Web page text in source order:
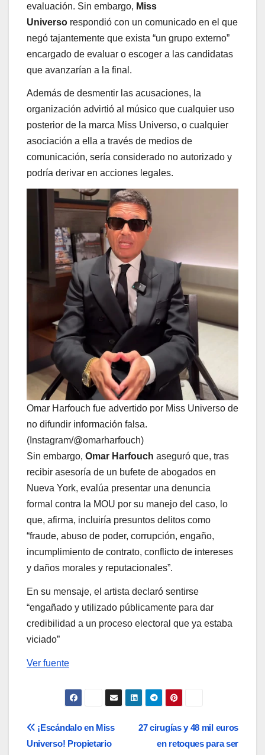
evaluación. Sin embargo, Miss
Universo respondió con un comunicado en el que
negó tajantemente que exista “un grupo externo”
encargado de evaluar o escoger a las candidatas
que avanzarían a la final.
Además de desmentir las acusaciones, la
organización advirtió al músico que cualquier uso
posterior de la marca Miss Universo, o cualquier
asociación a ella a través de medios de
comunicación, sería considerado no autorizado y
podría derivar en acciones legales.
Omar Harfouch fue advertido por Miss Universo de
no difundir información falsa.
(Instagram/@omarharfouch)
Sin embargo, Omar Harfouch aseguró que, tras
recibir asesoría de un bufete de abogados en
Nueva York, evalúa presentar una denuncia
formal contra la MOU por su manejo del caso, lo
que, afirma, incluiría presuntos delitos como
“fraude, abuso de poder, corrupción, engaño,
incumplimiento de contrato, conflicto de intereses
y daños morales y reputacionales”.
En su mensaje, el artista declaró sentirse
“engañado y utilizado públicamente para dar
credibilidad a un proceso electoral que ya estaba
viciado”
Ver fuente
Navegación
27 cirugías y 48 mil euros
en retoques para ser
¡Escándalo en Miss
Universo! Propietario